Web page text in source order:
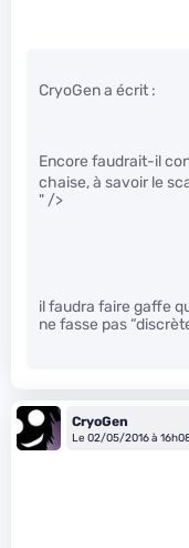
CryoGen a écrit :
Encore faudrait-il
chaise, à savoir le
" />
il faudra faire gaffe
ne fasse pas
CryoGen
Le 02/05/2016 à